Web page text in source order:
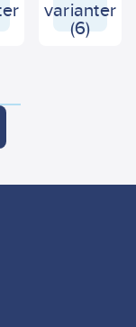
varianter
(6)